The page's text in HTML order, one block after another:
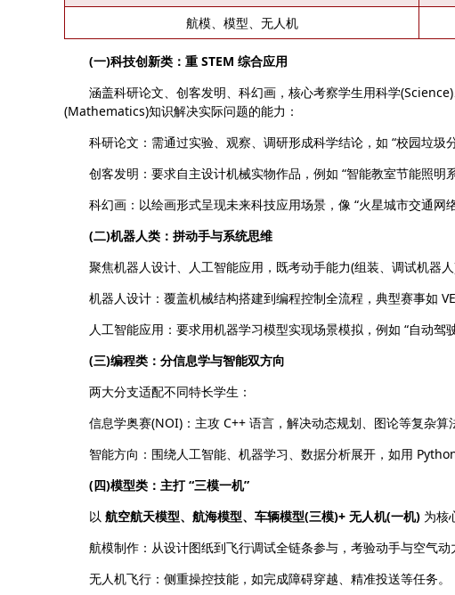
航模、模型、无人机
(一)科技创新类：重 STEM 综合应用
涵盖科研论文、创客发明、科幻画，核心考察学生用科学
(Mathematics)知识解决实际问题的能力：
科研论文：需通过实验、观察、调研形成科学结论，如 “校园垃圾
创客发明：要求自主设计机械实物作品，例如 “智能教室节能照明
科幻画：以绘画形式呈现未来科技应用场景，像 “火星城市交通网络
(二)机器人类：拼动手与系统思维
聚焦机器人设计、人工智能应用，既考动手能力(组装、调试机器人
机器人设计：覆盖机械结构搭建到编程控制全流程，典型赛事如
人工智能应用：要求用机器学习模型实现场景模拟，例如 “自动驾驶
(三)编程类：分信息学与智能双方向
两大分支适配不同特长学生：
信息学奥赛(NOI)：主攻 C++ 语言，解决动态规划、图论等复杂算
智能方向：围绕人工智能、机器学习、数据分析展开，如用 Python
(四)模型类：主打 “三模一机”
以 航空航天模型、航海模型、车辆模型(三模)+ 无人机(一机) 为核
航模制作：从设计图纸到飞行调试全链条参与，考验动手与空气动
无人机飞行：侧重操控技能，如完成障碍穿越、精准投送等任务。